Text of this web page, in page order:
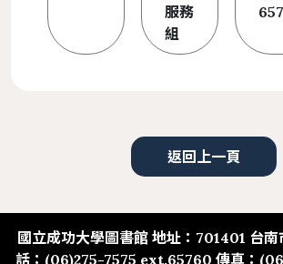
服務
組
返回上一頁
國立成功大學圖書館 地址：701401 台
話：(06)275-7575 ext.65760 傳真：